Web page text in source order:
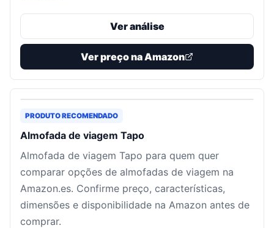
Ver análise
Ver preço na Amazon
PRODUTO RECOMENDADO
Almofada de viagem Tapo
Almofada de viagem Tapo para quem quer
comparar opções de almofadas de viagem na
Amazon.es. Confirme preço, características,
dimensões e disponibilidade na Amazon antes de
comprar.